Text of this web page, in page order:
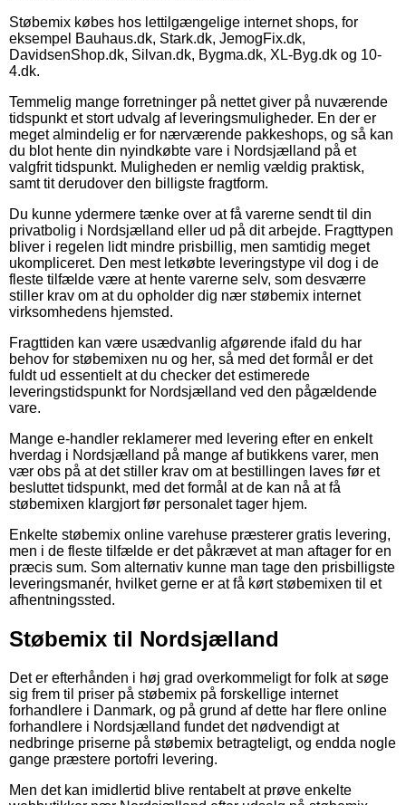
Støbemix købes hos lettilgængelige internet shops, for
eksempel Bauhaus.dk, Stark.dk, JemogFix.dk,
DavidsenShop.dk, Silvan.dk, Bygma.dk, XL-Byg.dk og 10-
4.dk.
Temmelig mange forretninger på nettet giver på nuværende
tidspunkt et stort udvalg af leveringsmuligheder. En der er
meget almindelig er for nærværende pakkeshops, og så kan
du blot hente din nyindkøbte vare i Nordsjælland på et
valgfrit tidspunkt. Muligheden er nemlig vældig praktisk,
samt tit derudover den billigste fragtform.
Du kunne ydermere tænke over at få varerne sendt til din
privatbolig i Nordsjælland eller ud på dit arbejde. Fragttypen
bliver i regelen lidt mindre prisbillig, men samtidig meget
ukompliceret. Den mest letkøbte leveringstype vil dog i de
fleste tilfælde være at hente varerne selv, som desværre
stiller krav om at du opholder dig nær støbemix internet
virksomhedens hjemsted.
Fragttiden kan være usædvanlig afgørende ifald du har
behov for støbemixen nu og her, så med det formål er det
fuldt ud essentielt at du checker det estimerede
leveringstidspunkt for Nordsjælland ved den pågældende
vare.
Mange e-handler reklamerer med levering efter en enkelt
hverdag i Nordsjælland på mange af butikkens varer, men
vær obs på at det stiller krav om at bestillingen laves før et
besluttet tidspunkt, med det formål at de kan nå at få
støbemixen klargjort før personalet tager hjem.
Enkelte støbemix online varehuse præsterer gratis levering,
men i de fleste tilfælde er det påkrævet at man aftager for en
præcis sum. Som alternativ kunne man tage den prisbilligste
leveringsmanér, hvilket gerne er at få kørt støbemixen til et
afhentningssted.
Støbemix til Nordsjælland
Det er efterhånden i høj grad overkommeligt for folk at søge
sig frem til priser på støbemix på forskellige internet
forhandlere i Danmark, og på grund af dette har flere online
forhandlere i Nordsjælland fundet det nødvendigt at
nedbringe priserne på støbemix betragteligt, og endda nogle
gange præstere portofri levering.
Men det kan imidlertid blive rentabelt at prøve enkelte